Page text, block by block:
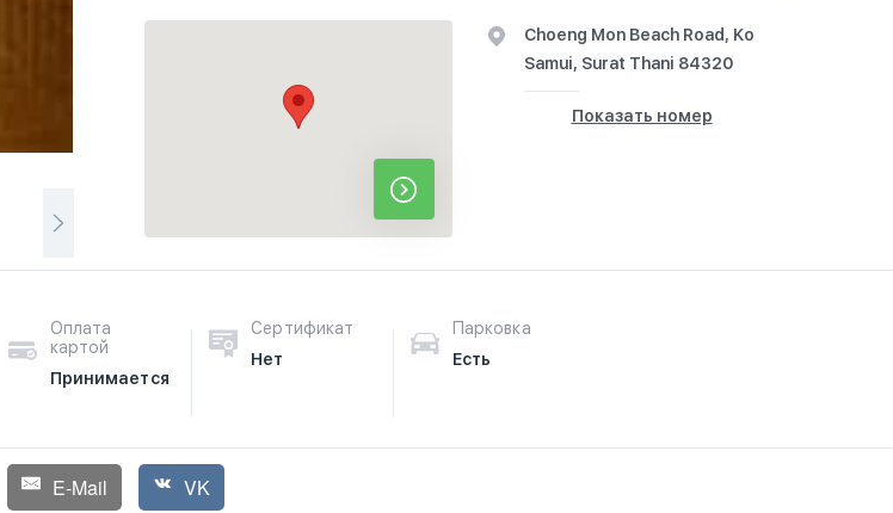
Choeng Mon Beach Road, Ko
Samui, Surat Thani 84320
Показать номер
Оплата
картой
Принимается
Сертификат
Нет
Парковка
Есть
E-Mail VK